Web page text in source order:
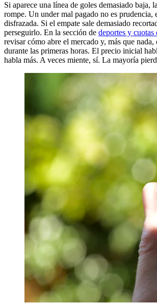
Si aparece una línea de goles demasiado baja,
rompe. Un under mal pagado no es prudencia,
disfrazada. Si el empate sale demasiado
perseguirlo. En la sección de deportes y cuotas
revisar cómo abre el mercado y, más que nada,
durante las primeras horas. El precio inicial
habla más. A veces miente, sí. La mayoría